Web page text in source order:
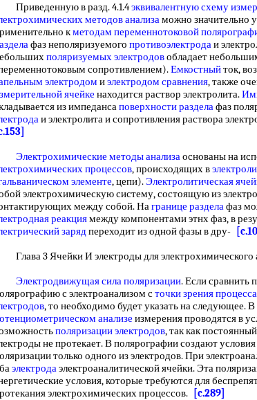
Приведенную в разд. 4.1.4эквивалентную схему
методов анализаможно значительно
кметодам переменнотоковой
фаз неполяризуемого противоэлектродаи
поляризуемых электродовобладает
сопротивлением).Емкостныйток,
электродом иэлектродом сравнения, также
ячейке находится раствор электролита.
из импедансаповерхности разделафаз
и электролита и сопротивления раствора
Электрохимические методы анализаоснованы на
процессов, происходящих в
элементе, цепи).Электролитическая
электрохимическую систему, состоящую из
между собой. Награнице разделафаз
реакциямежду компонентами этнх фаз, в
зарядпереходит из одной фазы в дру-
Глава 3 Ячейки И электроды для электрохимического
Электродвижущая сила поляризации. Если сравнить
с электроанализом сточки зренияпроцесса
, то необходимо будет указать на следующее. В
анализе измерения проводятся в
поляризации электродов, так как
не протекает. В полярографии создают
только одного из электродов. При
электродаэлектроаналитической ячейки. Эта
условия, которые требуются для
электрохимических процессов.
[c.289]